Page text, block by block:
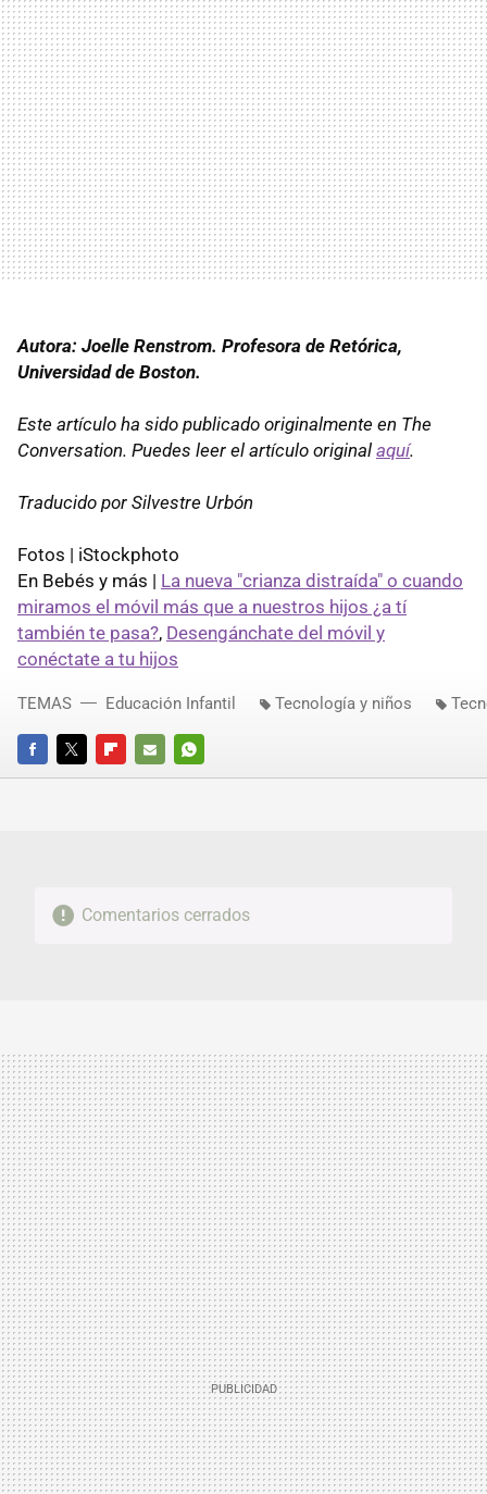
Autora: Joelle Renstrom. Profesora de Retórica,
Universidad de Boston.
Este artículo ha sido publicado originalmente en The
Conversation. Puedes leer el artículo original aquí.
Traducido por Silvestre Urbón
Fotos | iStockphoto
En Bebés y más | La nueva "crianza distraída" o cuando
miramos el móvil más que a nuestros hijos ¿a tí
también te pasa?, Desengánchate del móvil y
conéctate a tu hijos
FACEBOOKTWITTERFLIPBOARD
E-
WHATSAPP
TEMAS Educación Infantil Tecnología y niños
Comentarios cerrados